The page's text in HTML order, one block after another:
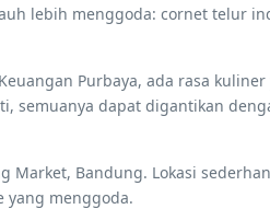
lebih menggoda: cornet telur
Purbaya, ada rasa
semuanya dapat digantikan
Bandung. Lokasi
yang menggoda.